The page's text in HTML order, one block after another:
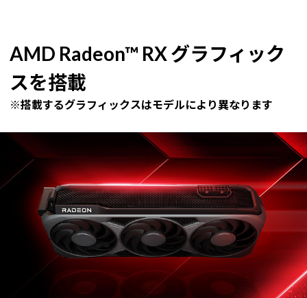
AMD Radeon™ RX グラフィック
スを搭載
※搭載するグラフィックスはモデルにより異なります